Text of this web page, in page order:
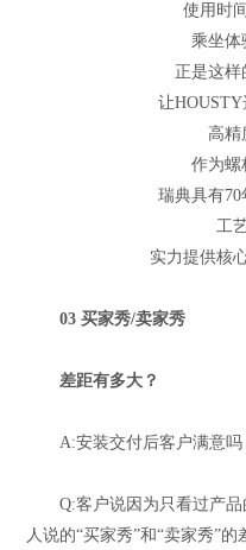
使用时
乘坐体
正是这
让
高精
作为螺
瑞典具有
工
实力提供核
03 买家秀/卖家秀
差距有多大？
A:安装交付后客户满意吗
Q:客户说因为只看过产品
人说的“买家秀”和“卖家秀”